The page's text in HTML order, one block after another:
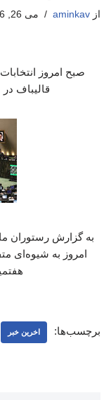
از aminkav می 26, 2026
صبح امروز
قالیباف
به گزارش رستوران
امروز به شیوه‌ای
برچسب‌ها: اخرین خبر